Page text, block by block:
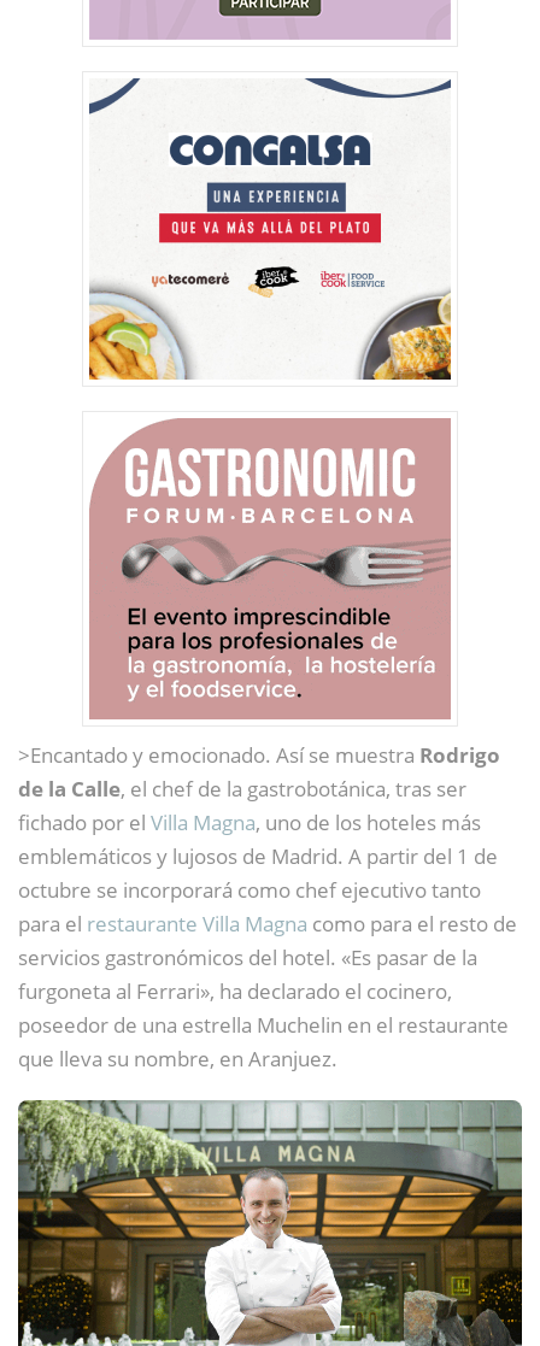
>Encantado y emocionado. Así se muestra Rodrigo
de la Calle, el chef de la gastrobotánica, tras ser
fichado por el Villa Magna, uno de los hoteles más
emblemáticos y lujosos de Madrid. A partir del 1 de
octubre se incorporará como chef ejecutivo tanto
para el restaurante Villa Magna como para el resto de
servicios gastronómicos del hotel. «Es pasar de la
furgoneta al Ferrari», ha declarado el cocinero,
poseedor de una estrella Muchelin en el restaurante
que lleva su nombre, en Aranjuez.